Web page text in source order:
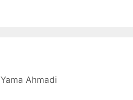
Yama Ahmadi